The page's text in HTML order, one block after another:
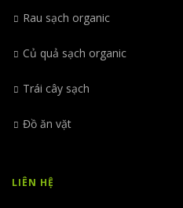
Rau sạch organic
Củ quả sạch organic
Trái cây sạch
Đồ ăn vặt
LIÊN HỆ